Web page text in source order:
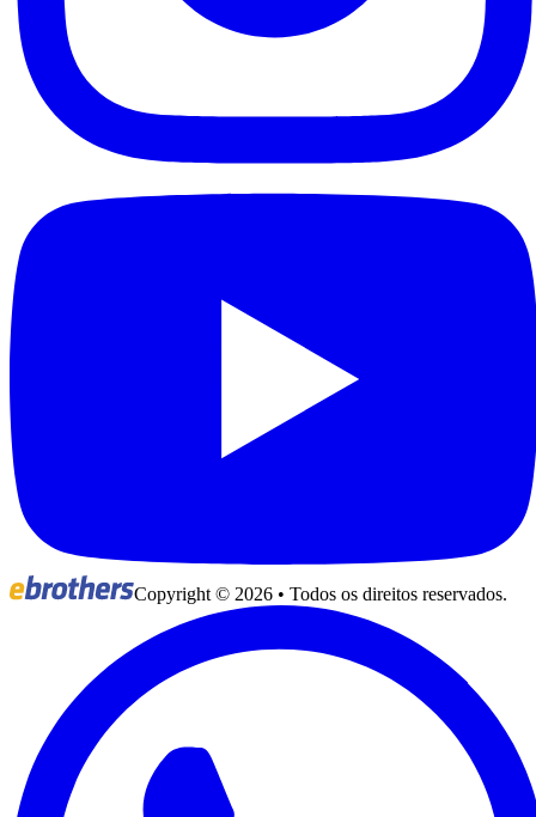
Copyright © 2026 • Todos os direitos reservados.